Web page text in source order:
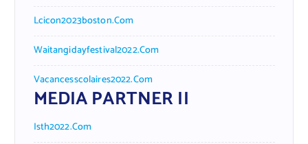
Lcicon2023boston.com
Waitangidayfestival2022.com
Vacancesscolaires2022.com
MEDIA PARTNER II
Isth2022.com